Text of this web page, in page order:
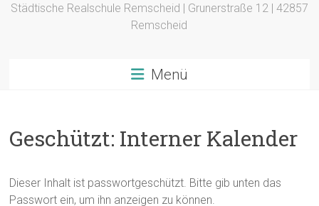
Städtische Realschule Remscheid | Grunerstraße 12 | 42857
Remscheid
Menü
Geschützt: Interner Kalender
Dieser Inhalt ist passwortgeschützt. Bitte gib unten das
Passwort ein, um ihn anzeigen zu können.